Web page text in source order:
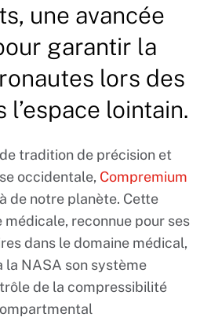
une avancée
garantir la
lors des
l’espace lointain.
tradition de précision et
occidentale, Compremium
de notre planète. Cette
reconnue pour ses
dans le domaine médical,
la NASA son système
de la compressibilité